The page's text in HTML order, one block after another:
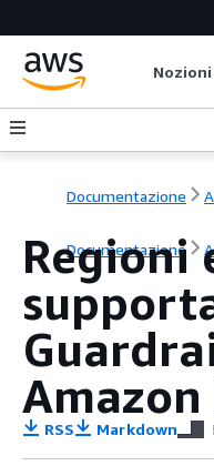
Documentazione
Documentazione
Regioni
RSS Markdown